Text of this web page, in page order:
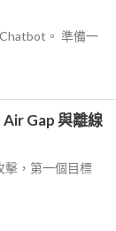
。 準備一
Gap 與離線
擊，第一個目標